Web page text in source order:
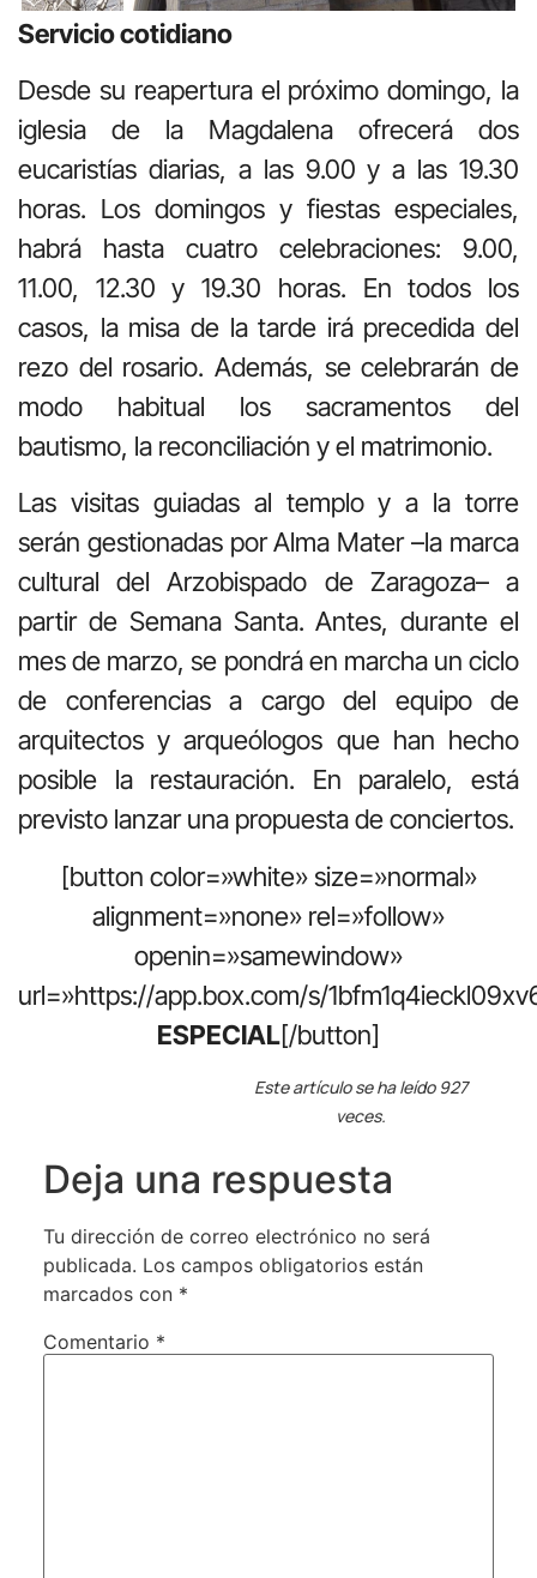
Servicio cotidiano
Desde su reapertura el próximo domingo, la
iglesia de la Magdalena ofrecerá dos
eucaristías diarias, a las 9.00 y a las 19.30
horas. Los domingos y fiestas especiales,
habrá hasta cuatro celebraciones: 9.00,
11.00, 12.30 y 19.30 horas. En todos los
casos, la misa de la tarde irá precedida del
rezo del rosario. Además, se celebrarán de
modo habitual los sacramentos del
bautismo, la reconciliación y el matrimonio.
Las visitas guiadas al templo y a la torre
serán gestionadas por Alma Mater –la marca
cultural del Arzobispado de Zaragoza– a
partir de Semana Santa. Antes, durante el
mes de marzo, se pondrá en marcha un ciclo
de conferencias a cargo del equipo de
arquitectos y arqueólogos que han hecho
posible la restauración. En paralelo, está
previsto lanzar una propuesta de conciertos.
[button color=»white» size=»normal»
alignment=»none» rel=»follow»
openin=»samewindow»
url=»https://app.box.com/s/
ESPECIAL[/button]
Este artículo se ha leído 927
veces.
Deja una respuesta
Tu dirección de correo electrónico no será
publicada. Los campos obligatorios están
marcados con *
Comentario *